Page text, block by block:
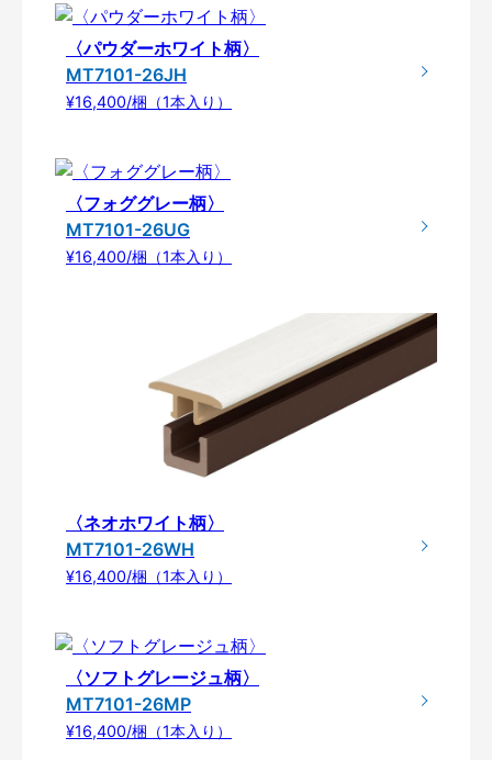
〈パウダーホワイト柄〉
MT7101-26JH
¥16,400/梱（1本入り）
〈フォググレー柄〉
MT7101-26UG
¥16,400/梱（1本入り）
〈ネオホワイト柄〉
MT7101-26WH
¥16,400/梱（1本入り）
〈ソフトグレージュ柄〉
MT7101-26MP
¥16,400/梱（1本入り）